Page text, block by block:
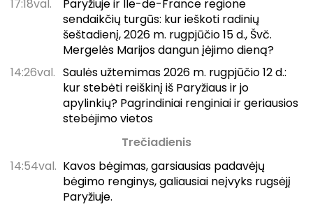
17:18val.
Paryžiuje ir Île-de-France regione
sendaikčių turgūs: kur ieškoti radinių
šeštadienį, 2026 m. rugpjūčio 15 d., Švč.
Mergelės Marijos dangun įėjimo dieną?
14:26val. Saulės užtemimas 2026 m. rugpjūčio 12 d.:
kur stebėti reiškinį iš Paryžiaus ir jo
apylinkių? Pagrindiniai renginiai ir geriausios
stebėjimo vietos
Trečiadienis
14:54val. Kavos bėgimas, garsiausias padavėjų
bėgimo renginys, galiausiai neįvyks rugsėjį
Paryžiuje.